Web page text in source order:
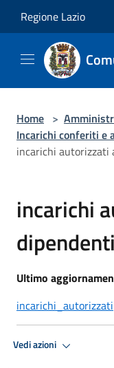
Regione Lazio
Home >
Incarichi conferiti e
incarichi autorizzati
incarichi
Ultimo
incarichi_autorizzati
Vedi azioni